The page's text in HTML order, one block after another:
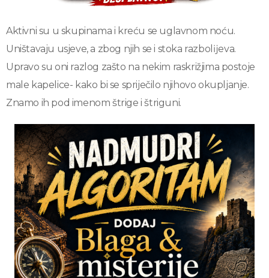
Aktivni su u skupinama i kreću se uglavnom noću.
Uništavaju usjeve, a zbog njih se i stoka razbolĳeva.
Upravo su oni razlog zašto na nekim raskrižjima postoje
male kapelice- kako bi se spriječilo njihovo okupljanje.
Znamo ih pod imenom štrige i štriguni.